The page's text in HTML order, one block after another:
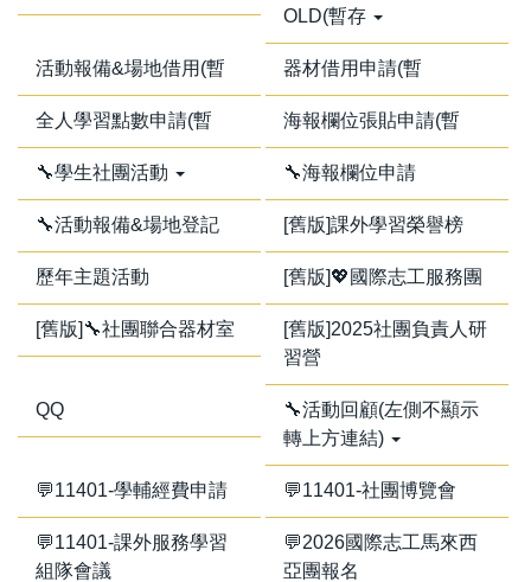
OLD(暫存
活動報備&場地借用(暫 器材借用申請(暫
全人學習點數申請(暫 海報欄位張貼申請(暫
🔧學生社團活動 🔧海報欄位申請
🔧活動報備&場地登記 [舊版]課外學習榮譽榜
歷年主題活動 [舊版]💖國際志工服務團
[舊版]🔧社團聯合器材室
[舊版]2025社團負責人研
習營
QQ
🔧活動回顧(左側不顯示
轉上方連結)
💬11401-學輔經費申請 💬11401-社團博覽會
💬11401-課外服務學習
組隊會議
💬2026國際志工馬來西
亞團報名